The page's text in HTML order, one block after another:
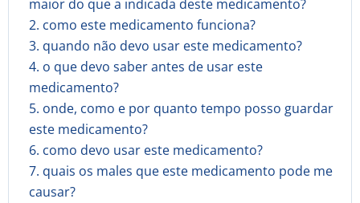
maior do que a indicada deste medicamento?
2. como este medicamento funciona?
3. quando não devo usar este medicamento?
4. o que devo saber antes de usar este
medicamento?
5. onde, como e por quanto tempo posso guardar
este medicamento?
6. como devo usar este medicamento?
7. quais os males que este medicamento pode me
causar?